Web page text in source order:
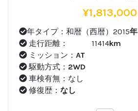
¥1,813,000
年タイプ：和暦（西暦）2015年
走行距離： 11414km
ミッション： AT
駆動方式： 2WD
車検有無：なし
修復歴： なし